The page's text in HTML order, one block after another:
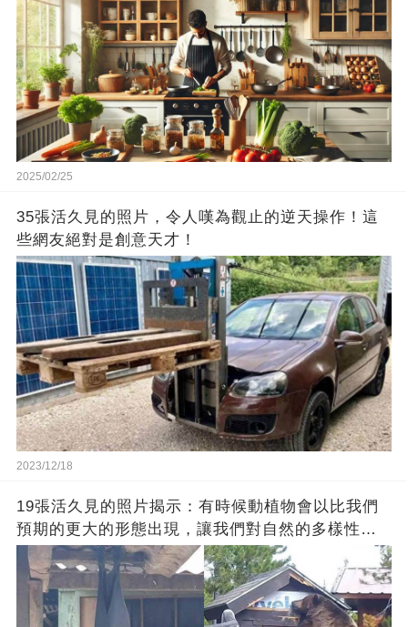
2025/02/25
35張活久見的照片，令人嘆為觀止的逆天操作！這
些網友絕對是創意天才！
2023/12/18
19張活久見的照片揭示：有時候動植物會以比我們
預期的更大的形態出現，讓我們對自然的多樣性感
到驚嘆